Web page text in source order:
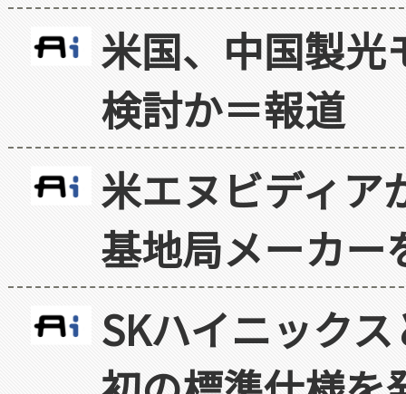
米国、中国製光
検討か＝報道
米エヌビディア
基地局メーカー
SKハイニック